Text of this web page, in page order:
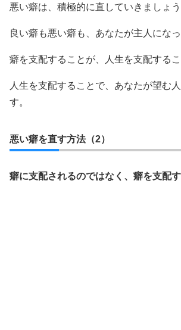
悪い癖は、積極的に直していきましょう
良い癖も悪い癖も、あなたが主人にな
癖を支配することが、人生を支配するこ
人生を支配することで、あなたが望む
す。
悪い癖を直す方法（2）
癖に支配されるのではなく、癖を支配す